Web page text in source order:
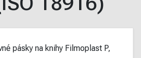
pásky na knihy Filmoplast P,